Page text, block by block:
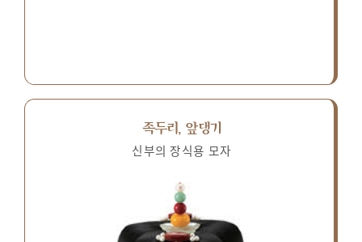
족두리, 앞댕기
신부의 장식용 모자